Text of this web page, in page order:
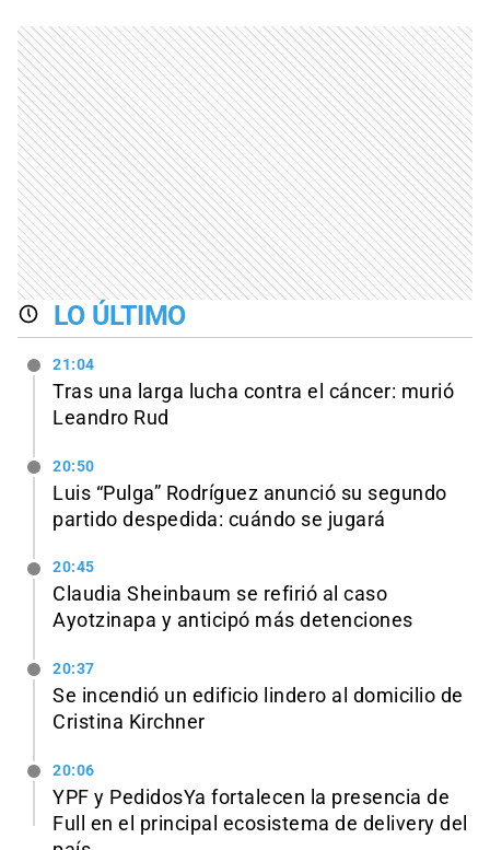
LO ÚLTIMO
21:04
Tras una larga lucha contra el cáncer: murió
Leandro Rud
20:50
Luis “Pulga” Rodríguez anunció su segundo
partido despedida: cuándo se jugará
20:45
Claudia Sheinbaum se refirió al caso
Ayotzinapa y anticipó más detenciones
20:37
Se incendió un edificio lindero al domicilio de
Cristina Kirchner
20:06
YPF y PedidosYa fortalecen la presencia de
Full en el principal ecosistema de delivery del